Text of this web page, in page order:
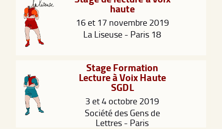
haute
16 et 17 novembre 2019
La Liseuse - Paris 18
Stage Formation
Lecture à Voix Haute
SGDL
3 et 4 octobre 2019
Société des Gens de
Lettres - Paris